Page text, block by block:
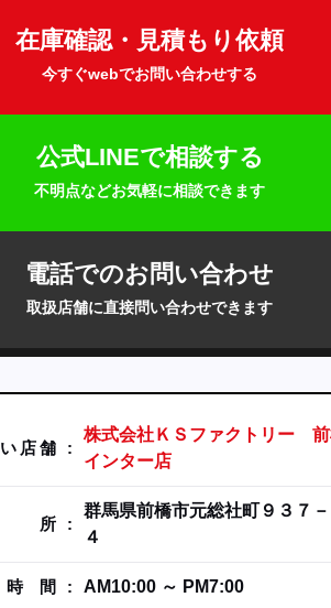
在庫確認・見積もり依頼
今すぐwebでお問い合わせする
公式LINEで相談する
不明点などお気軽に相談できます
電話でのお問い合わせ
取扱店舗に直接問い合わせできます
い 店舗
株式会社ＫＳファクトリー
インター店
所
群馬県前橋市元総社町９３７－
４
時 間 AM10:00 ～ PM7:00